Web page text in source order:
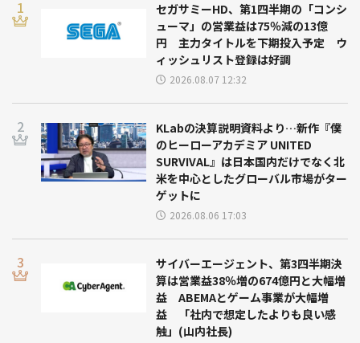
セガサミーHD、第1四半期の「コンシ
ューマ」の営業益は75％減の13億
円 主力タイトルを下期投入予定 ウ
ィッシュリスト登録は好調
2026.08.07 12:32
KLabの決算説明資料より…新作『僕
のヒーローアカデミア UNITED
SURVIVAL』は日本国内だけでなく北
米を中心としたグローバル市場がター
ゲットに
2026.08.06 17:03
サイバーエージェント、第3四半期決
算は営業益38％増の674億円と大幅増
益 ABEMAとゲーム事業が大幅増
益 「社内で想定したよりも良い感
触」(山内社長)